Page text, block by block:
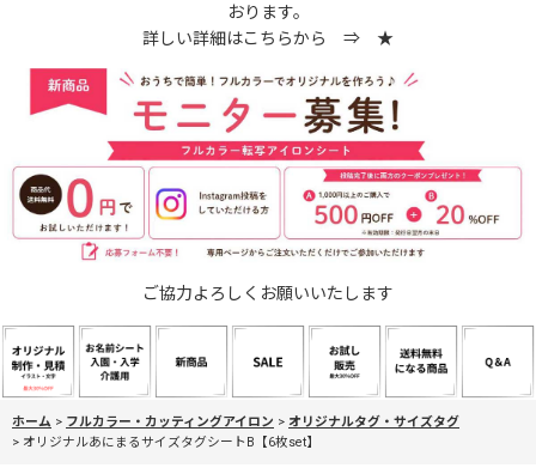
おります。
詳しい詳細はこちらから ⇒ ★
ご協力よろしくお願いいたします
ホーム > フルカラー・カッティングアイロン > オリジナルタグ・サイズタグ
> オリジナルあにまるサイズタグシートB【6枚set】